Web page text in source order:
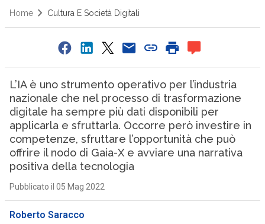
Home Cultura E Società Digitali
L’IA è uno strumento operativo per l’industria
nazionale che nel processo di trasformazione
digitale ha sempre più dati disponibili per
applicarla e sfruttarla. Occorre però investire in
competenze, sfruttare l’opportunità che può
offrire il nodo di Gaia-X e avviare una narrativa
positiva della tecnologia
Pubblicato il 05 Mag 2022
Roberto Saracco